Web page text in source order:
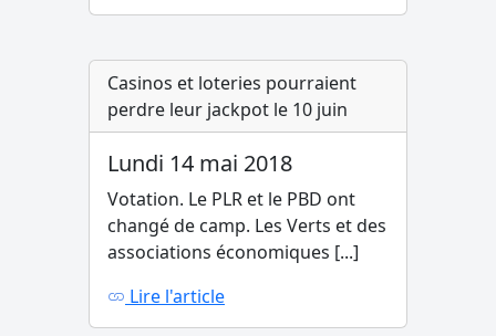
Casinos et loteries pourraient
perdre leur jackpot le 10 juin
Lundi 14 mai 2018
Votation. Le PLR et le PBD ont
changé de camp. Les Verts et des
associations économiques [...]
Lire l'article